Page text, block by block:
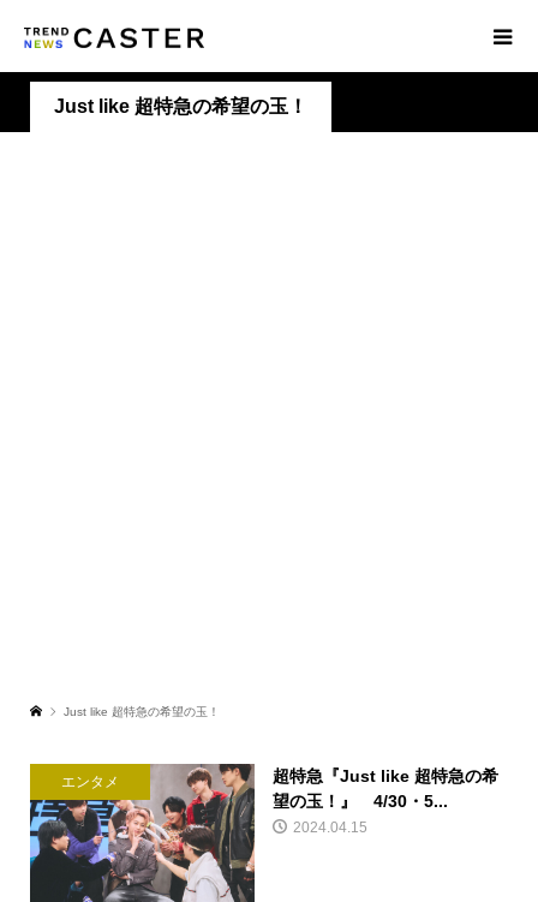
Just like 超特急の希望の玉！
Just like 超特急の希望の玉！
エンタメ
超特急『Just like 超特急の希
望の玉！』 4/30・5...
2024.04.15